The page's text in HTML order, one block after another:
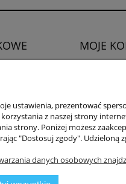
MOJE
ustawienia, prezentować
z naszej strony
strony. Poniżej możesz
"Dostosuj zgody".
danych osobowych